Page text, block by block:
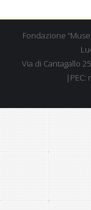
Fondazione
Via di Cantagallo